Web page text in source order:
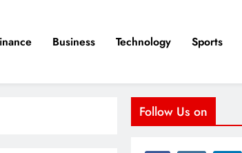
Business Technology Sports
Follow Us on